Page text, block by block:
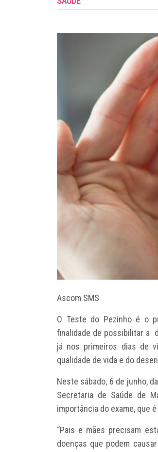
Ascom SMS
O Teste do Pezinho é o
finalidade de possibilitar a
já nos primeiros dias de
qualidade de vida e do
Neste sábado, 6 de junho,
Secretaria de Saúde de
importância do exame, que
“Pais e mães precisam
doenças que podem